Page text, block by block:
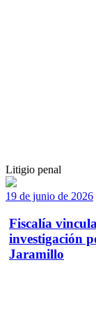
Litigio penal
19 de junio de 2026
Fiscalía
investigación
Jaramillo